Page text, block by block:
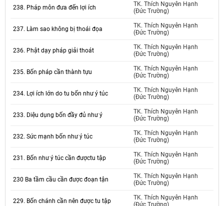
238. Pháp môn đưa đến lợi ích
TK. Thích Nguyên Hạnh
(Đức Trường)
237. Làm sao không bị thoái đọa
TK. Thích Nguyên Hạnh
(Đức Trường)
236. Phật dạy pháp giải thoát
TK. Thích Nguyên Hạnh
(Đức Trường)
235. Bốn pháp cần thành tựu
TK. Thích Nguyên Hạnh
(Đức Trường)
234. Lợi ích lớn do tu bốn như ý túc
TK. Thích Nguyên Hạnh
(Đức Trường)
233. Diệu dụng bốn đầy đủ như ý
TK. Thích Nguyên Hạnh
(Đức Trường)
232. Sức mạnh bốn như ý túc
TK. Thích Nguyên Hạnh
(Đức Trường)
231. Bốn như ý túc cần đượctu tập
TK. Thích Nguyên Hạnh
(Đức Trường)
230 Ba tầm cầu cần được đoạn tận
TK. Thích Nguyên Hạnh
(Đức Trường)
229. Bốn chánh cần nên được tu tập
TK. Thích Nguyên Hạnh